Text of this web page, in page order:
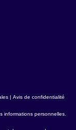
| Avis de confidentialité
informations personnelles